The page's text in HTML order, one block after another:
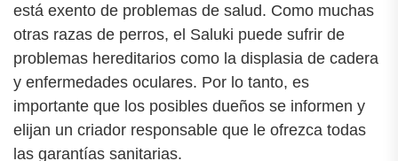
está exento de problemas de salud. Como muchas
otras razas de perros, el Saluki puede sufrir de
problemas hereditarios como la displasia de cadera
y enfermedades oculares. Por lo tanto, es
importante que los posibles dueños se informen y
elijan un criador responsable que le ofrezca todas
las garantías sanitarias.